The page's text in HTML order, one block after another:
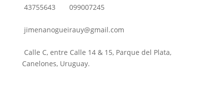
43755643 099007245
jimenanogueirauy@gmail.com
Calle C, entre Calle 14 & 15, Parque del Plata,
Canelones, Uruguay.